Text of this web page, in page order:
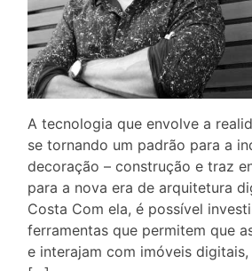
A tecnologia que envolve a
se tornando um padrão para a
decoração – construção e traz
para a nova era de arquitetura
Costa Com ela, é possível
ferramentas que permitem que
e interajam com imóveis